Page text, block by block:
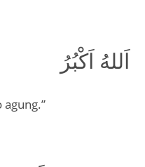
اَللهُ اَكْبُرُ